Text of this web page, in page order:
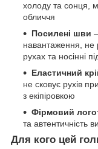
холоду та сонця,
обличчя
Посилені шви
навантаження, не
рухах та носінні
Еластичний
не сковує рухів
з екіпіровкою
Фірмовий
та автентичність
Для кого цей